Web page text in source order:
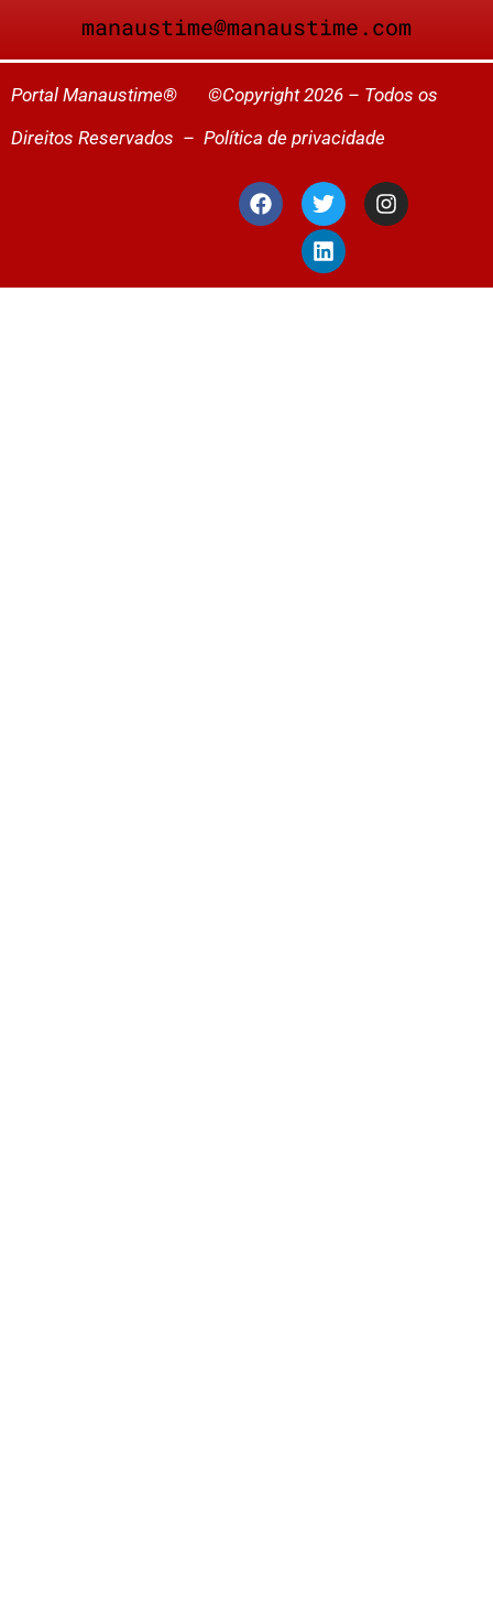
manaustime@manaustime.com
Portal Manaustime® ©Copyright 2026 – Todos os
Direitos Reservados – Política de privacidade